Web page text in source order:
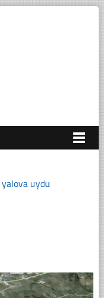
yalova uydu